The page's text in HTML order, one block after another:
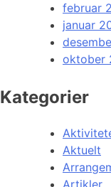
februar
januar
oktober
Kategorier
Aktuelt